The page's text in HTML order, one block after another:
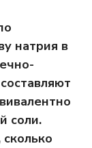
натрия в
соли.